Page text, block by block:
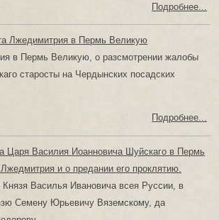
Подробнее...
Лжедимитрия в Пермь Великую
в Пермь Великую, о разсмотрении жалобы
старосты на Чердынских посадских
Подробнее...
Царя Василия Иоанновича Шуйскаго в Пермь
и о предании его проклятию.
Василья Ивановича всея Руссии, в
Семену Юрьевичу Вяземскому, да